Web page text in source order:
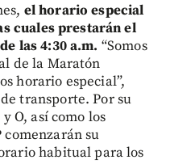
el horario especial
cuales prestarán el
las 4:30 a.m. “Somos
de la Maratón
horario especial”,
transporte. Por su
O, así como los
comenzarán su
habitual para los